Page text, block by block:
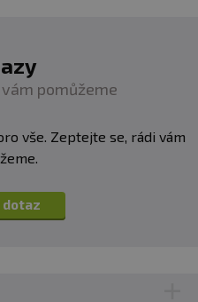
pomůžeme
vše. Zeptejte se, rádi vám
dotaz